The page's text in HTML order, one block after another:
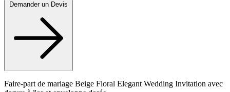
Faire-part de mariage Beige Floral Elegant Wedding Invitation avec